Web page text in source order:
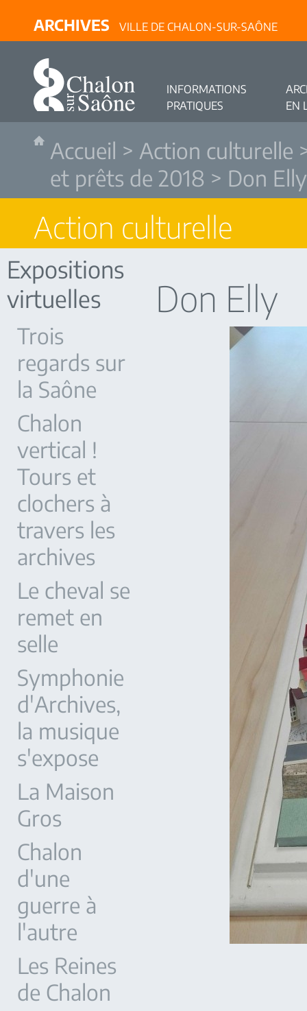
ARCHIVES VILLE DE CHALON-SUR-SAÔNE
INFORMATIONS
PRATIQUES
EN
Accueil > Action culturelle
et prêts de 2018 > Don Elly
Action culturelle
Expositions
virtuelles
Trois
regards sur
la Saône
Chalon
vertical !
Tours et
clochers à
travers les
archives
Le cheval se
remet en
selle
Symphonie
d'Archives,
la musique
s'expose
La Maison
Gros
Chalon
d'une
guerre à
l'autre
Les Reines
de Chalon
Don Elly